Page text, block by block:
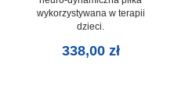
wykorzystywana w terapii
dzieci.
338,00 zł